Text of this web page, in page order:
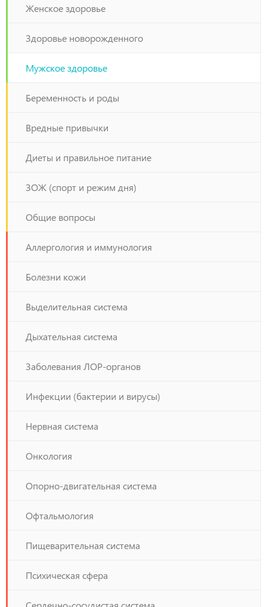
Женское здоровье
Здоровье новорожденного
Мужское здоровье
Беременность и роды
Вредные привычки
Диеты и правильное питание
ЗОЖ (спорт и режим дня)
Общие вопросы
Аллергология и иммунология
Болезни кожи
Выделительная система
Дыхательная система
Заболевания ЛОР-органов
Инфекции (бактерии и вирусы)
Нервная система
Онкология
Опорно-двигательная система
Офтальмология
Пищеварительная система
Психическая сфера